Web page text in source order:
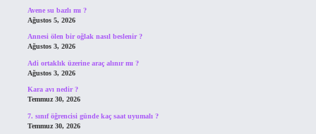
Avene su bazlı mı ?
Ağustos 5, 2026
Annesi ölen bir oğlak nasıl beslenir ?
Ağustos 3, 2026
Adi ortaklık üzerine araç alınır mı ?
Ağustos 3, 2026
Kara avı nedir ?
Temmuz 30, 2026
7. sınıf öğrencisi günde kaç saat uyumalı ?
Temmuz 30, 2026